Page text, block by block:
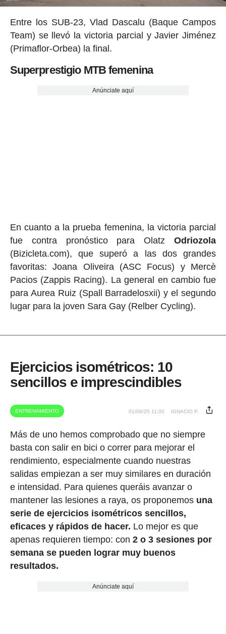
Entre los SUB-23, Vlad Dascalu (Baque Campos
Team) se llevó la victoria parcial y Javier Jiménez
(Primaflor-Orbea) la final.
Superprestigio MTB femenina
Anúnciate aquí
En cuanto a la prueba femenina, la victoria parcial
fue contra pronóstico para OlatzOdriozola
(Bizicleta.com), que superó a las dos grandes
favoritas: Joana Oliveira (ASC Focus) y Mercè
Pacios (Zappis Racing). La general en cambio fue
para Aurea Ruiz (Spall Barradelosxii) y el segundo
lugar para la joven Sara Gay (Relber Cycling).
Ejercicios isométricos: 10
sencillos e imprescindibles
ENTRENAMIENTO 01/09/25 11:00 IGNACIO P.
Más de uno hemos comprobado que no siempre
basta con salir en bici o correr para mejorar el
rendimiento, especialmente cuando nuestras
salidas empiezan a ser muy similares en duración
e intensidad. Para quienes queráis avanzar o
mantener las lesiones a raya, os proponemos una
serie de ejercicios isométricos sencillos,
eficaces y rápidos de hacer. Lo mejor es que
apenas requieren tiempo: con 2 o 3 sesiones por
semana se pueden lograr muy buenos
resultados.
Anúnciate aquí